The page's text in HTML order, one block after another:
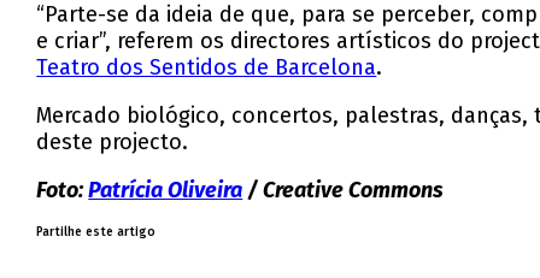
“Parte-se da ideia de que, para se perceber,
e criar”, referem os directores artísticos do
Teatro dos Sentidos de Barcelona.
Mercado biológico, concertos, palestras,
deste projecto.
Foto:Patrícia Oliveira / Creative Commons
Partilhe este artigo